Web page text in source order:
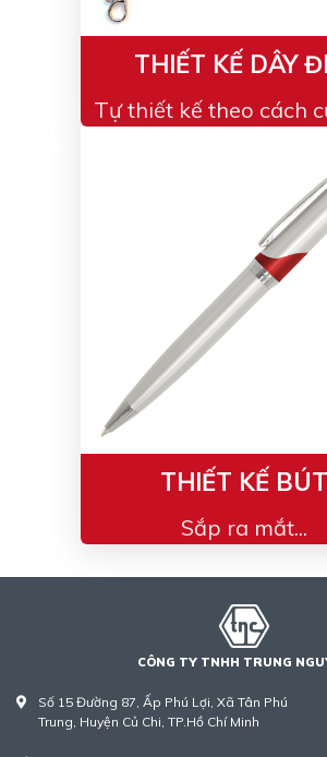
THIẾT KẾ DÂY
Tự thiết kế theo cách
THIẾT KẾ BÚT
Sắp ra mắt...
CÔNG TY TNHH TRUNG
Số 15 Đường 87, Ấp Phú Lợi, Xã Tân Phú
Trung, Huyện Củ Chi, TP.Hồ Chí Minh